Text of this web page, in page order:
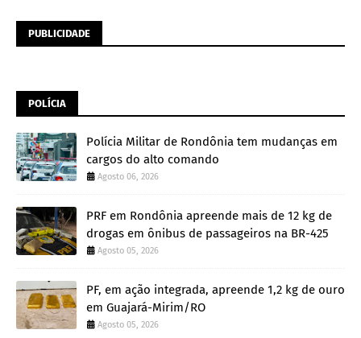
PUBLICIDADE
POLÍCIA
Polícia Militar de Rondônia tem mudanças em
cargos do alto comando
Agosto 06, 2026
PRF em Rondônia apreende mais de 12 kg de
drogas em ônibus de passageiros na BR-425
Agosto 05, 2026
PF, em ação integrada, apreende 1,2 kg de ouro
em Guajará-Mirim/RO
Agosto 05, 2026